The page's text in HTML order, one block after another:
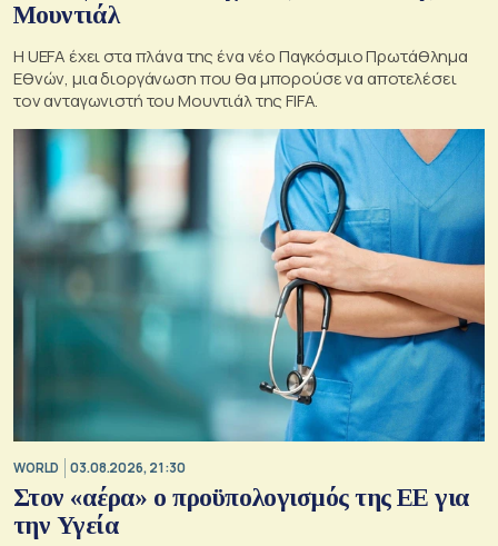
Μουντιάλ
Η UEFA έχει στα πλάνα της ένα νέο Παγκόσμιο Πρωτάθλημα
Εθνών, μια διοργάνωση που θα μπορούσε να αποτελέσει
τον ανταγωνιστή του Μουντιάλ της FIFA.
WORLD 03.08.2026, 21:30
Στον «αέρα» ο προϋπολογισμός της ΕΕ για
την Υγεία